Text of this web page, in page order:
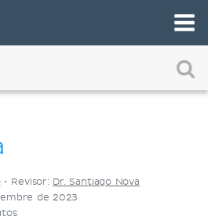
de estudio favorita
• Revisor: Dr. Santiago Nova
de 2023